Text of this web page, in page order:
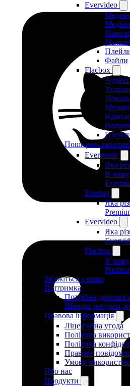
Evervideo
Файли
Flacbox
Поширені
Evermusic
Яка
В чому
Evertag
Яка
Evervideo
Яка
Flacbox
У чому
Зв'яжіться з нами
Підтримка
Потрібна
Швидкі ресурси
Правова інформація
Ліцензійна угода
Політика
Політика
Правове
Умови
Про нас
Продукти